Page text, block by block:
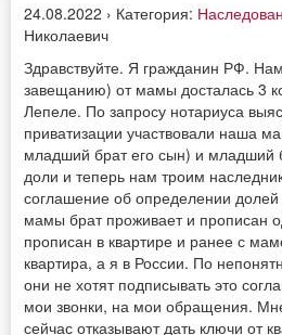
24.08.2022 › Категория:
Николаевич
Здравствуйте. Я гражданин РФ.
завещанию) от мамы досталась 3
Лепеле. По запросу нотариуса
приватизации участвовали наша
младший брат его сын) и младший
доли и теперь нам троим
соглашение об определении
мамы брат проживает и прописан
прописан в квартире и ранее с
квартира, а я в России. По
они не хотят подписывать это
мои звонки, на мои обращения.
сейчас отказывают дать ключи от